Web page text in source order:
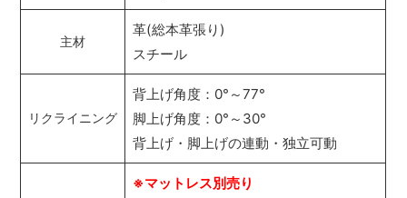
主材
革(総本革張り)
スチール
リクライニング
背上げ角度：0°～77°
脚上げ角度：0°～30°
背上げ・脚上げの連動・独立可動
※マットレス別売り